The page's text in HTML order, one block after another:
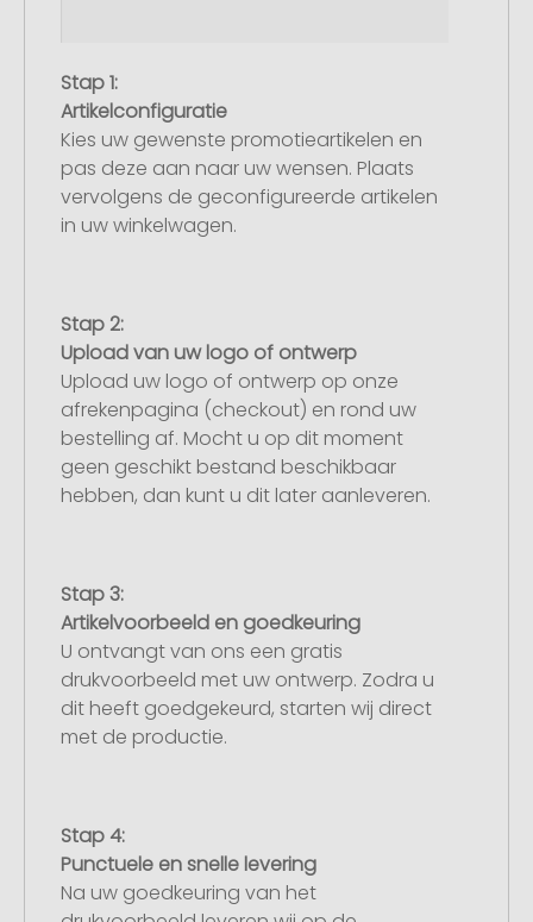
Stap 1:
Artikelconfiguratie
Kies uw gewenste promotieartikelen en
pas deze aan naar uw wensen. Plaats
vervolgens de geconfigureerde artikelen
in uw winkelwagen.
Stap 2:
Upload van uw logo of ontwerp
Upload uw logo of ontwerp op onze
afrekenpagina (checkout) en rond uw
bestelling af. Mocht u op dit moment
geen geschikt bestand beschikbaar
hebben, dan kunt u dit later aanleveren.
Stap 3:
Artikelvoorbeeld en goedkeuring
U ontvangt van ons een gratis
drukvoorbeeld met uw ontwerp. Zodra u
dit heeft goedgekeurd, starten wij direct
met de productie.
Stap 4:
Punctuele en snelle levering
Na uw goedkeuring van het